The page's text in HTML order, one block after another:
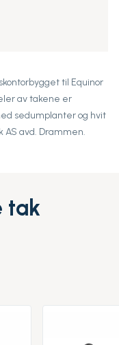
til Equinor
av takene er
sedumplanter og hvit
AS avd. Drammen.
tak